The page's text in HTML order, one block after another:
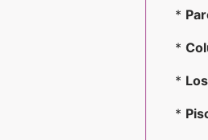
*
*
*
*